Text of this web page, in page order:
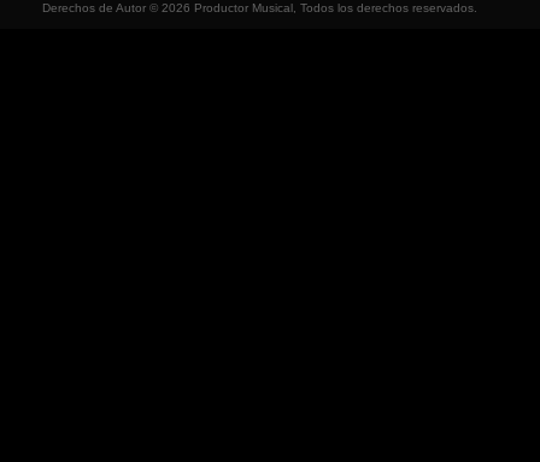
Derechos de Autor © 2026 Productor Musical, Todos los derechos reservados.